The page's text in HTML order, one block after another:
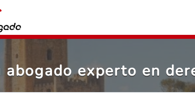
abogado experto en